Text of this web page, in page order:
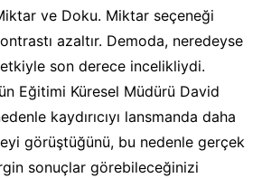
ve Doku. Miktar seçeneği
azaltır. Demoda, neredeyse
son derece incelikliydi.
Eğitimi Küresel Müdürü David
kaydırıcıyı lansmanda daha
görüştüğünü, bu nedenle gerçek
sonuçlar görebileceğinizi